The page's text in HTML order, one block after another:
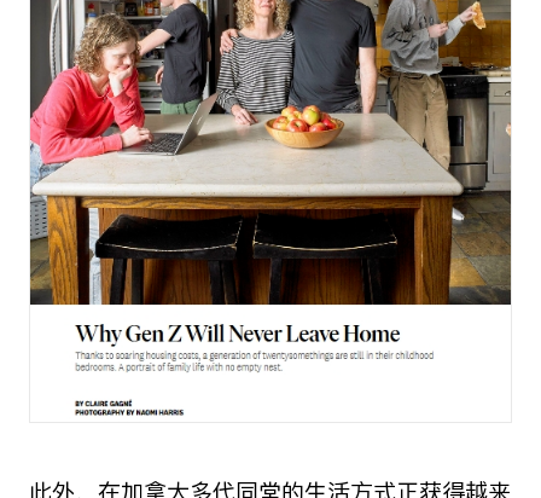
此外，在加拿大多代同堂的生活方式正获得越来